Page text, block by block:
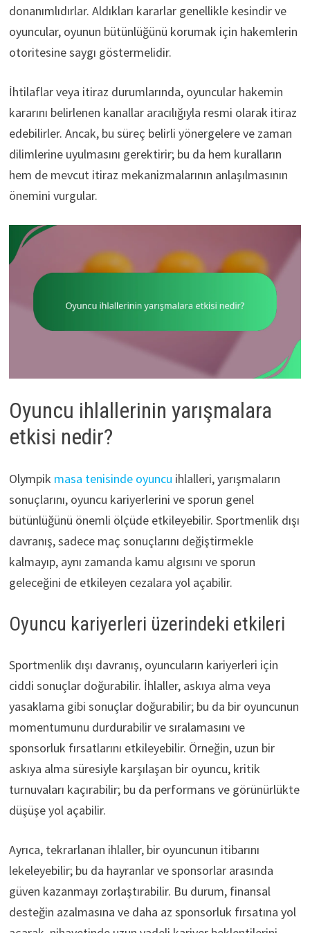
donanımlıdırlar. Aldıkları kararlar genellikle kesindir ve
oyuncular, oyunun bütünlüğünü korumak için hakemlerin
otoritesine saygı göstermelidir.
İhtilaflar veya itiraz durumlarında, oyuncular hakemin
kararını belirlenen kanallar aracılığıyla resmi olarak itiraz
edebilirler. Ancak, bu süreç belirli yönergelere ve zaman
dilimlerine uyulmasını gerektirir; bu da hem kuralların
hem de mevcut itiraz mekanizmalarının anlaşılmasının
önemini vurgular.
Oyuncu ihlallerinin yarışmalara
etkisi nedir?
Olympik masa tenisinde oyuncu ihlalleri, yarışmaların
sonuçlarını, oyuncu kariyerlerini ve sporun genel
bütünlüğünü önemli ölçüde etkileyebilir. Sportmenlik dışı
davranış, sadece maç sonuçlarını değiştirmekle
kalmayıp, aynı zamanda kamu algısını ve sporun
geleceğini de etkileyen cezalara yol açabilir.
Oyuncu kariyerleri üzerindeki etkileri
Sportmenlik dışı davranış, oyuncuların kariyerleri için
ciddi sonuçlar doğurabilir. İhlaller, askıya alma veya
yasaklama gibi sonuçlar doğurabilir; bu da bir oyuncunun
momentumunu durdurabilir ve sıralamasını ve
sponsorluk fırsatlarını etkileyebilir. Örneğin, uzun bir
askıya alma süresiyle karşılaşan bir oyuncu, kritik
turnuvaları kaçırabilir; bu da performans ve görünürlükte
düşüşe yol açabilir.
Ayrıca, tekrarlanan ihlaller, bir oyuncunun itibarını
lekeleyebilir; bu da hayranlar ve sponsorlar arasında
güven kazanmayı zorlaştırabilir. Bu durum, finansal
desteğin azalmasına ve daha az sponsorluk fırsatına yol